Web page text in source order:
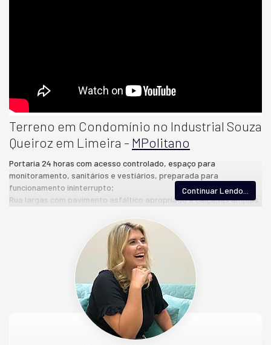
Terreno em Condomínio no Industrial Souza
Queiroz em Limeira - MPolitano
Portaria 24 horas com acesso controlado, espaço para
monitoramento, sanitários e vestiários, preparada para
funcionamento ininterrupto;
Rua largas com pavimento asfáltico apropriado e calçadas amplas
Fechamento com muretas sobrepostas com gradis metálicos;
Rede de Hidrantes para combate a incêndios;
Calçada técnica preparada para receber futuras instalações de
gás, telefonia e fibra óptica;
Rede água e esgoto interligados à rede pública. Instalação de
tratamento de esgoto;
Área de Preservação Ambiental ao lado do empreendimento;
Acesso ao loteamento por pavimento asfáltico desde a ponte do
Rio Piracicaba até a portaria do loteamento.
Continuar Lendo...